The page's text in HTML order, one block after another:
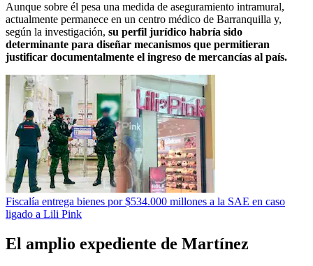
Aunque sobre él pesa una medida de aseguramiento intramural,
actualmente permanece en un centro médico de Barranquilla y,
según la investigación, su perfil jurídico habría sido
determinante para diseñar mecanismos que permitieran
justificar documentalmente el ingreso de mercancías al país.
Fiscalía entrega bienes por $534.000 millones a la SAE en caso
ligado a Lili Pink
El amplio expediente de Martínez